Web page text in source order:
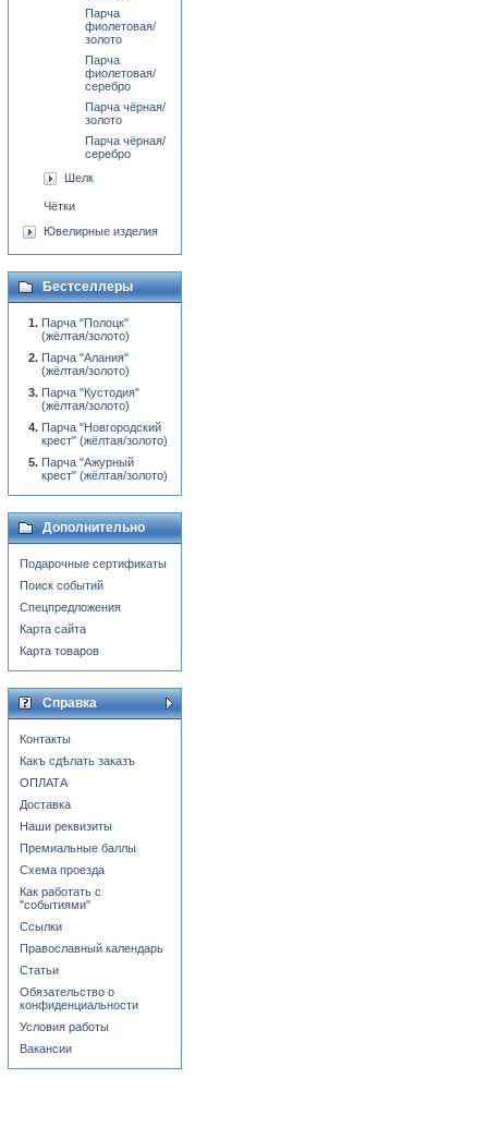
Парча
фиолетовая/
золото
Парча
фиолетовая/
серебро
Парча чёрная/
золото
Парча чёрная/
серебро
Шелк
Чётки
Ювелирные изделия
Бестселлеры
Парча "Полоцк"
(жёлтая/золото)
Парча "Алания"
(жёлтая/золото)
Парча "Кустодия"
(жёлтая/золото)
Парча "Новгородский
крест" (жёлтая/золото)
Парча "Ажурный
крест" (жёлтая/золото)
Дополнительно
Подарочные сертификаты
Поиск событий
Спецпредложения
Карта сайта
Карта товаров
Справка
Контакты
Какъ сдѣлать заказъ
ОПЛАТА
Доставка
Наши реквизиты
Премиальные баллы
Схема проезда
Как работать с
"событиями"
Ссылки
Православный календарь
Статьи
Обязательство о
конфиденциальности
Условия работы
Вакансии